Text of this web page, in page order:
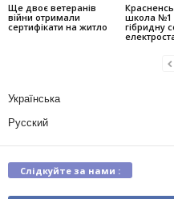
Ще двоє ветеранів
війни отримали
сертифікати на житло
школа №1
гібридну
Українська
Русский
Слідкуйте за нами :